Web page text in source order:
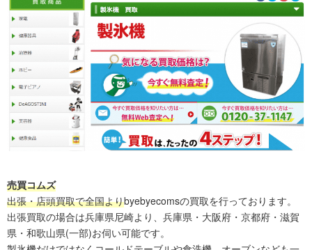
売買コムズ
出張・店頭買取で全国よりbyebyecomsの買取を行っております。
出張買取の場合は兵庫県尼崎より、兵庫県・大阪府・京都府・滋賀
県・和歌山県(一部)お伺い可能です。